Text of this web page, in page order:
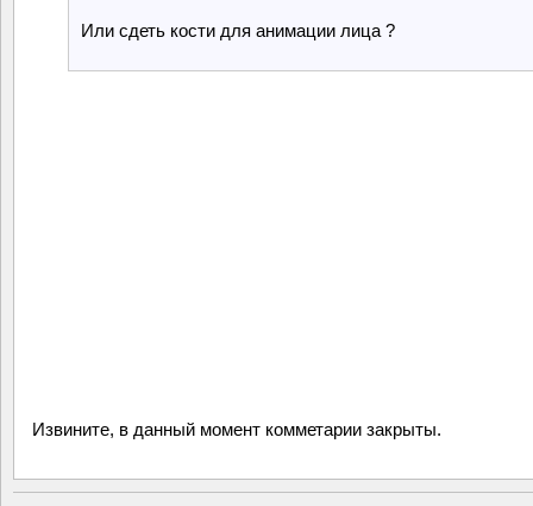
Или сдеть кости для анимации лица ?
Извините, в данный момент комметарии закрыты.